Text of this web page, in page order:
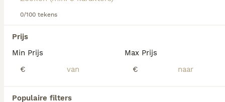
0/100 tekens
Prijs
Min Prijs
€
Max Prijs
€
Populaire filters
Grote Münsterländer adviespagina
informatie over dit hondenras.
We hebben 0 Grote Münsterländer Pups te
Als je toekomstige resultaten wil zien voor deze
exacte zoekopdracht, sla dan je zoekopdracht op en